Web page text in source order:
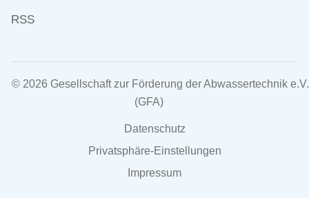
RSS
© 2026 Gesellschaft zur Förderung der Abwassertechnik e.V.
(GFA)
Navigation
überspringen
Datenschutz
Privatsphäre-Einstellungen
Impressum